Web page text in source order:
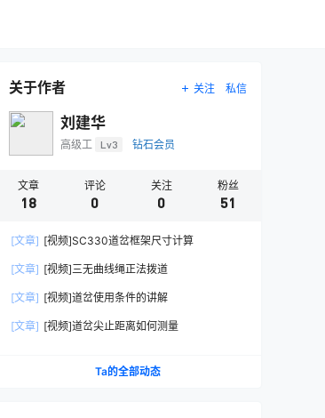
关于作者 关注 私信
刘建华
高级工 Lv3 钻石会员
文章
18
评论
0
关注
0
粉丝
51
[文章] [视频]SC330道岔框架尺寸计算
[文章] [视频]三无曲线绳正法拨道
[文章] [视频]道岔使用条件的讲解
[文章] [视频]道岔尖止距离如何测量
Ta的全部动态